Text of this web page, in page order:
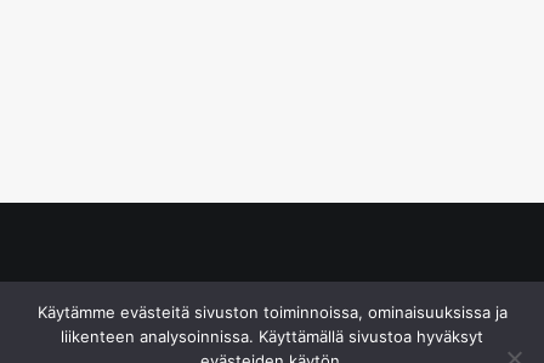
Käytämme evästeitä sivuston toiminnoissa, ominaisuuksissa ja
liikenteen analysoinnissa. Käyttämällä sivustoa hyväksyt